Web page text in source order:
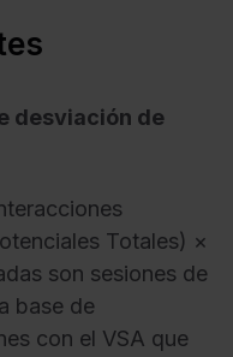
desviación de
Totales) ×
son sesiones de
base de
con el VSA que